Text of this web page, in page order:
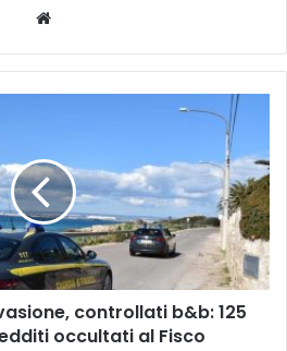
controllati b&b: 125
occultati al Fisco